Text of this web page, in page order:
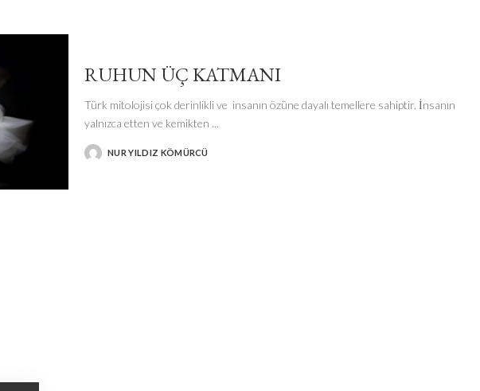
RUHUN ÜÇ KATMANI
Türk mitolojisi çok derinlikli ve insanın özüne dayalı temellere sahiptir. İnsanın
yalnızca etten ve kemikten ...
POSTEDNUR YILDIZ KÖMÜRCÜ